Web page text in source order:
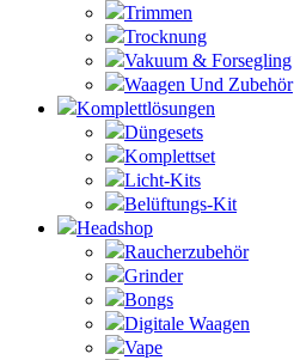
Trimmen
Trocknung
Vakuum & Forsegling
Waagen Und Zubehör
Komplettlösungen
Düngesets
Komplettset
Licht-Kits
Belüftungs-Kit
Headshop
Raucherzubehör
Grinder
Bongs
Digitale Waagen
Vape